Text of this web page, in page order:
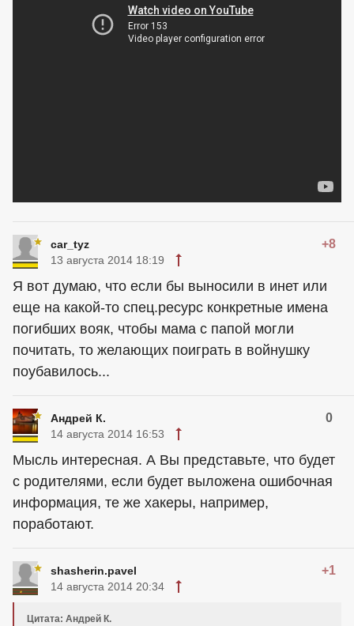
car_tyz +8
13 августа 2014 18:19
Я вот думаю, что если бы выносили в инет или
еще на какой-то спец.ресурс конкретные имена
погибших вояк, чтобы мама с папой могли
почитать, то желающих поиграть в войнушку
поубавилось...
Андрей К. 0
14 августа 2014 16:53
Мысль интересная. А Вы представьте, что будет
с родителями, если будет выложена ошибочная
информация, те же хакеры, например,
поработают.
shasherin.pavel +1
14 августа 2014 20:34
Цитата: Андрей К.